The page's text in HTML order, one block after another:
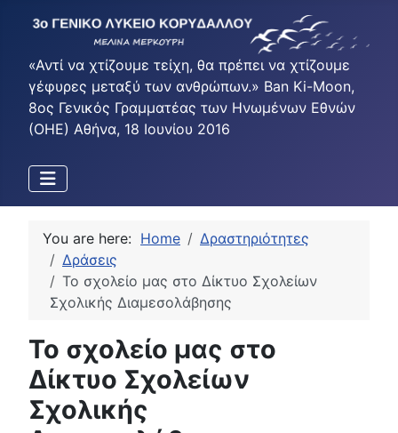
«Αντί να χτίζουμε τείχη, θα πρέπει να χτίζουμε
γέφυρες μεταξύ των ανθρώπων.» Ban Ki-Moon,
8ος Γενικός Γραμματέας των Ηνωμένων Εθνών
(ΟΗΕ) Αθήνα, 18 Ιουνίου 2016
You are here: Home
Δραστηριότητες
Δράσεις
Το σχολείο μας στο Δίκτυο Σχολείων
Σχολικής Διαμεσολάβησης
Το σχολείο μας στο
Δίκτυο Σχολείων
Σχολικής